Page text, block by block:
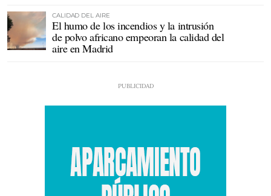
CALIDAD DEL AIRE
El humo de los incendios y la intrusión
de polvo africano empeoran la calidad del
aire en Madrid